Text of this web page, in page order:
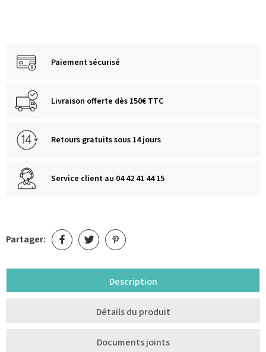
Paiement sécurisé
Livraison offerte dès 150€ TTC
Retours gratuits sous 14 jours
Service client au 04 42 41 44 15
Partager:
Description
Détails du produit
Documents joints